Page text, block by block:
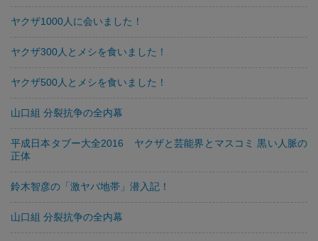
ヤクザ1000人に会いました！
ヤクザ300人とメシを食いました！
ヤクザ500人とメシを食いました！
山口組 分裂抗争の全内幕
平成日本タブー大全2016 ヤクザと芸能界とマスコミ 黒い人脈の
正体
鈴木智彦の「激ヤバ地帯」潜入記！
山口組 分裂抗争の全内幕